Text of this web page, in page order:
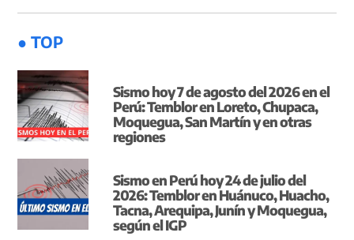
● TOP
Sismo hoy 7 de agosto del 2026 en el
Perú: Temblor en Loreto, Chupaca,
Moquegua, San Martín y en otras
regiones
Sismo en Perú hoy 24 de julio del
2026: Temblor en Huánuco, Huacho,
Tacna, Arequipa, Junín y Moquegua,
según el IGP